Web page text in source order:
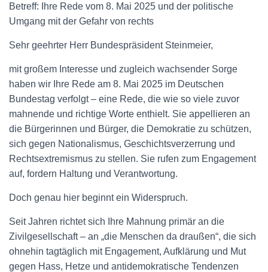
Betreff: Ihre Rede vom 8. Mai 2025 und der politische
Umgang mit der Gefahr von rechts
Sehr geehrter Herr Bundespräsident Steinmeier,
mit großem Interesse und zugleich wachsender Sorge
haben wir Ihre Rede am 8. Mai 2025 im Deutschen
Bundestag verfolgt – eine Rede, die wie so viele zuvor
mahnende und richtige Worte enthielt. Sie appellieren an
die Bürgerinnen und Bürger, die Demokratie zu schützen,
sich gegen Nationalismus, Geschichtsverzerrung und
Rechtsextremismus zu stellen. Sie rufen zum Engagement
auf, fordern Haltung und Verantwortung.
Doch genau hier beginnt ein Widerspruch.
Seit Jahren richtet sich Ihre Mahnung primär an die
Zivilgesellschaft – an „die Menschen da draußen“, die sich
ohnehin tagtäglich mit Engagement, Aufklärung und Mut
gegen Hass, Hetze und antidemokratische Tendenzen